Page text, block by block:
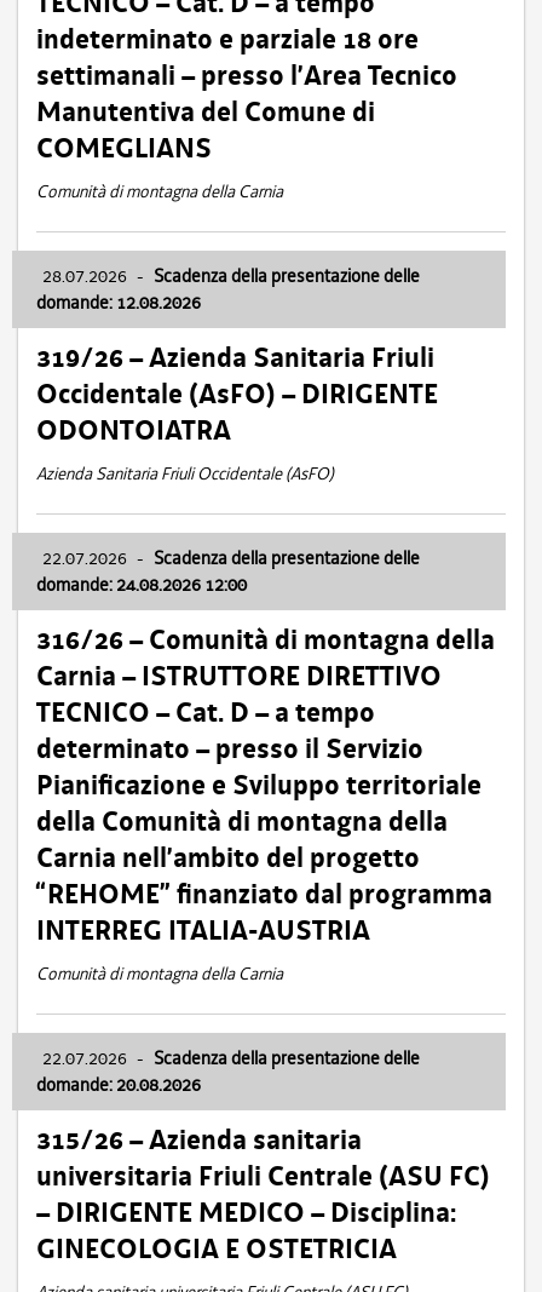
indeterminato e parziale 18 ore
settimanali – presso l’Area Tecnico
Manutentiva del Comune di
COMEGLIANS
Comunità di montagna della Carnia
28.07.2026 - Scadenza della presentazione delle
domande: 12.08.2026
319/26 – Azienda Sanitaria Friuli
Occidentale (AsFO) – DIRIGENTE
ODONTOIATRA
Azienda Sanitaria Friuli Occidentale (AsFO)
22.07.2026 - Scadenza della presentazione delle
domande: 24.08.2026 12:00
316/26 – Comunità di montagna della
Carnia – ISTRUTTORE DIRETTIVO
TECNICO – Cat. D – a tempo
determinato – presso il Servizio
Pianificazione e Sviluppo territoriale
della Comunità di montagna della
Carnia nell’ambito del progetto
“REHOME” finanziato dal programma
INTERREG ITALIA-AUSTRIA
Comunità di montagna della Carnia
22.07.2026 - Scadenza della presentazione delle
domande: 20.08.2026
315/26 – Azienda sanitaria
universitaria Friuli Centrale (ASU FC)
– DIRIGENTE MEDICO – Disciplina:
GINECOLOGIA E OSTETRICIA